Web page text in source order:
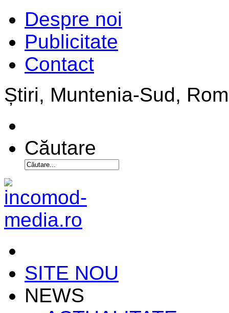
Despre noi
Publicitate
Contact
Știri, Muntenia-Sud,
Căutare
SITE NOU
NEWS